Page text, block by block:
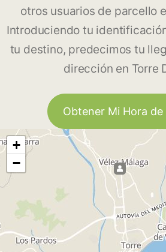
otros usuarios de parcello
Introduciendo tu
tu destino, predecimos tu
dirección en Torre
Obtener Mi Hora de
+
−